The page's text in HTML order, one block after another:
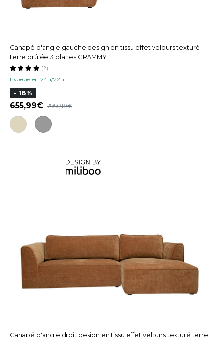
Canapé d'angle gauche design en tissu effet velours texturé
terre brûlée 3 places GRAMMY
Expedié en 24h/72h
(2)
- 18%
655,99 799,99
Canapé d'angle droit design en tissu effet velours texturé terre